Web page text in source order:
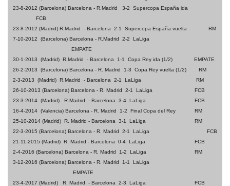
23-8-2012 (Barcelona) Barcelona - R.Madrid 3-2 Supercopa España ida
FCB
23-8-2012 (Madrid) R.Madrid - Barcelona 2-1 Supercopa España vuelta
RM
7-10-2012 (Barcelona) Barcelona - R.Madrid 2-2 LaLiga
EMPATE
30-1-2013 (Madrid) R.Madrid - Barcelona 1-1 Copa Rey ida (1/2) EMPATE
26-2-2013 (Barcelona) Barcelona - R. Madrid 1-3 Copa Rey vuelta (1/2) RM
2-3-2013 (Madrid) R.Madrid - Barcelona 2-1 LaLiga
RM
26-10-2013 (Barcelona) Barcelona - R. Madrid 2-1 LaLiga
FCB
23-3-2014 (Madrid) R.Madrid - Barcelona 3-4 LaLiga
FCB
16-4-2014 (Valencia) Barcelona - R. Madrid 1-2 Final Copa del Rey
RM
25-10-2014 (Madrid) R. Madrid - Barcelona 3-1 LaLiga
RM
22-3-2015 (Barcelona) Barcelona - R. Madrid 2-1 LaLiga
FCB
21-11-2015 (Madrid) R. Madrid - Barcelona 0-4 LaLiga
FCB
2-4-2016 (Barcelona) Barcelona - R. Madrid 1-2 LaLiga
RM
3-12-2016 (Barcelona) Barcelona - R. Madrid 1-1 LaLiga
EMPATE
23-4-2017 (Madrid) R. Madrid - Barcelona 2-3 LaLiga
FCB